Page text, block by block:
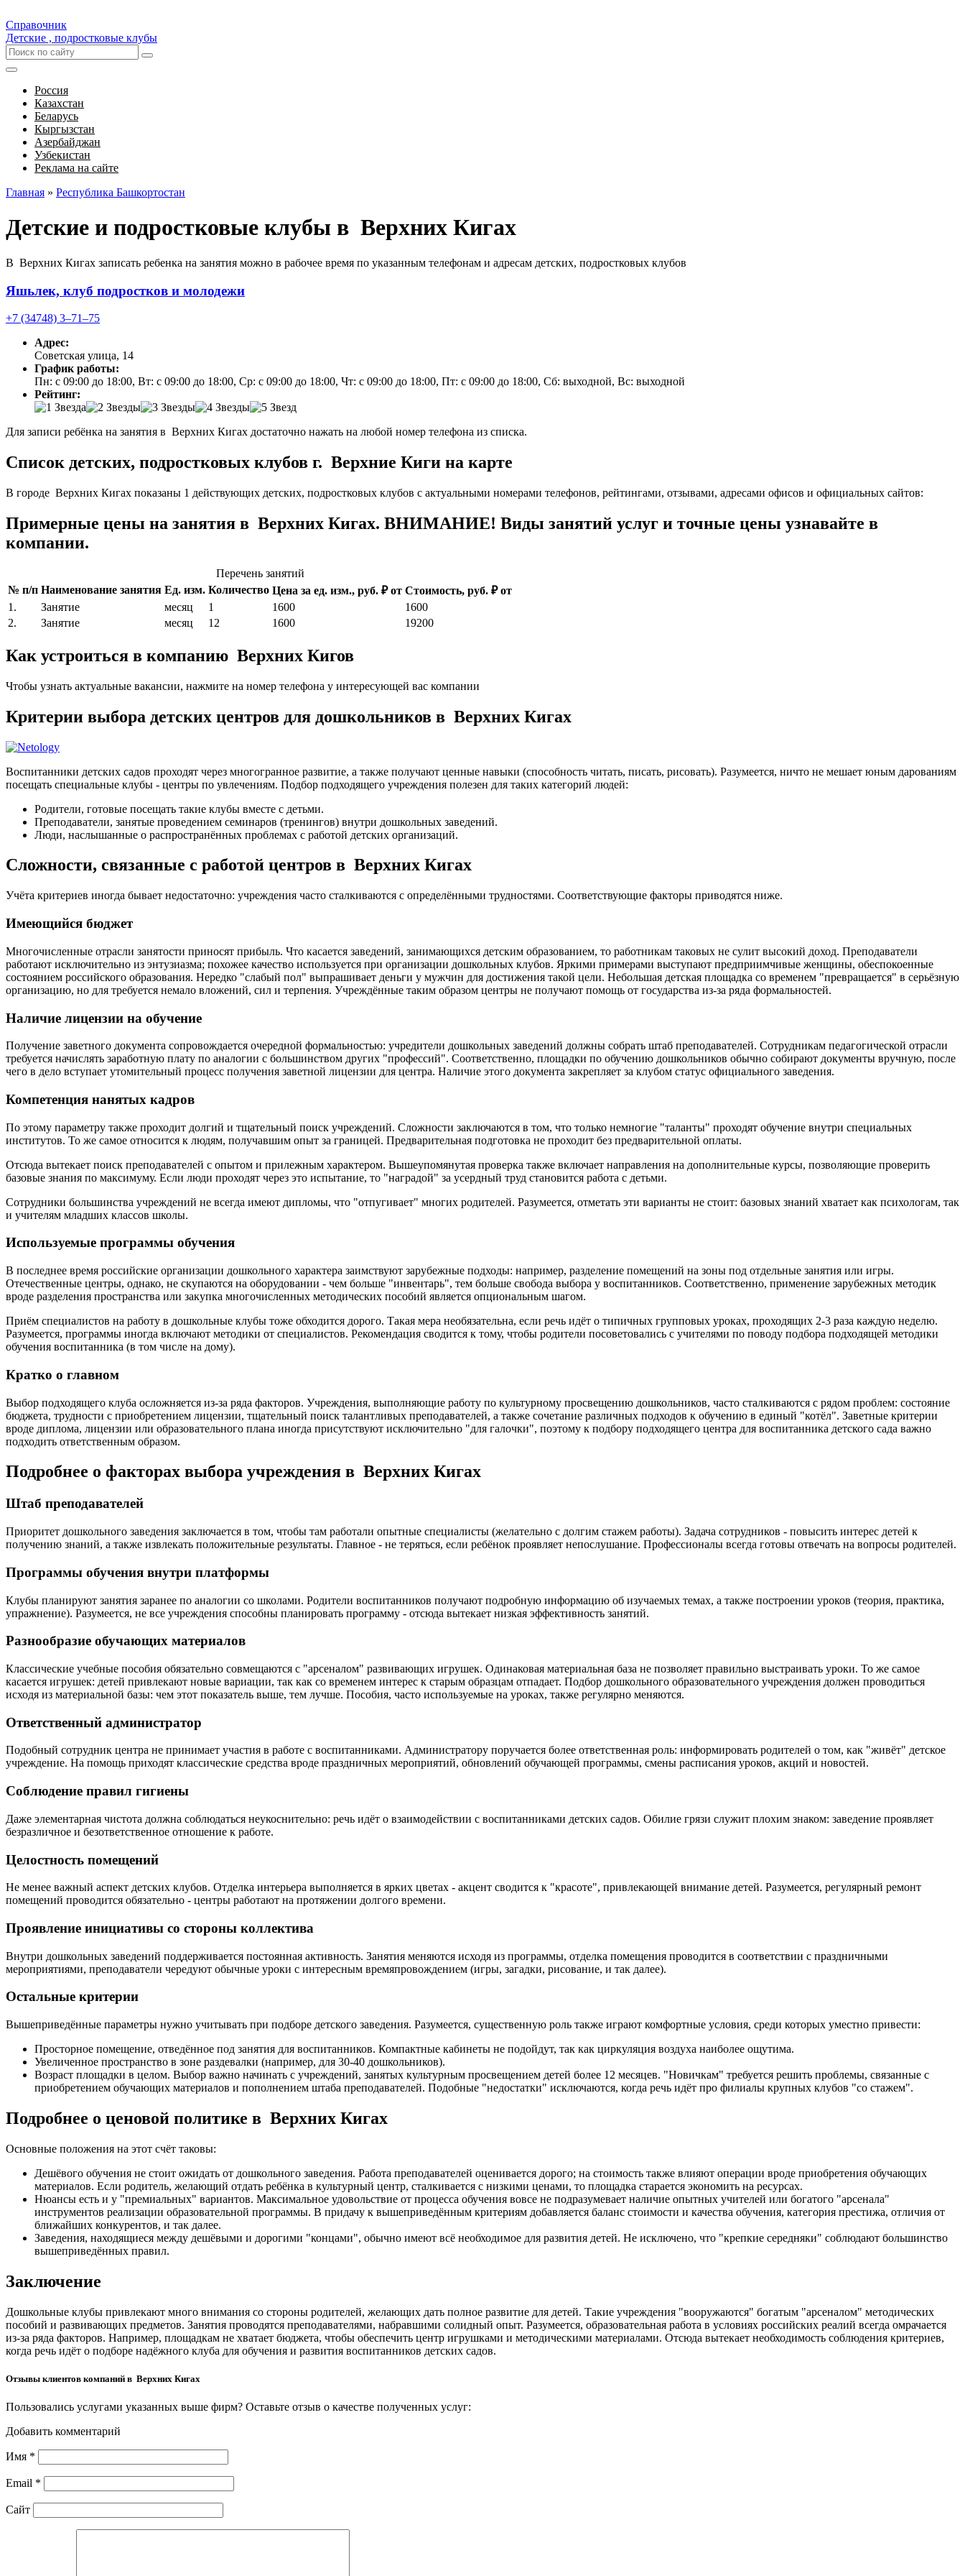
Справочник
Детские , подростковые клубы
Россия
Казахстан
Беларусь
Кыргызстан
Азербайджан
Узбекистан
Реклама на сайте
Главная » Республика Башкортостан
Детские и подростковые клубы в Верхних Кигах
В Верхних Кигах записать ребенка на занятия можно в рабочее время по указанным телефонам и адресам детских, подростковых клубов
Яшьлек, клуб подростков и молодежи
+7 (34748) 3‒71‒75
Адрес:
Советская улица, 14
График работы:
Пн: с 09:00 до 18:00, Вт: с 09:00 до 18:00, Ср: с 09:00 до 18:00, Чт: с 09:00 до 18:00, Пт: с 09:00 до 18:00, Сб: выходной, Вс: выходной
Рейтинг:
Для записи ребёнка на занятия в Верхних Кигах достаточно нажать на любой номер телефона из списка.
Список детских, подростковых клубов г. Верхние Киги на карте
В городе Верхних Кигах показаны 1 действующих детских, подростковых клубов с актуальными номерами телефонов, рейтингами, отзывами, адресами офисов и официальных сайтов:
Примерные цены на занятия в Верхних Кигах. ВНИМАНИЕ! Виды занятий услуг и точные цены узнавайте в
компании.
Перечень занятий
№ п/п Наименование занятия Ед. изм. Количество Цена за ед. изм., руб. ₽ от Стоимость, руб. ₽ от
1.
Занятие месяц 1 1600
1600
2.
Занятие месяц 12 1600 19200
Как устроиться в компанию Верхних Кигов
Чтобы узнать актуальные вакансии, нажмите на номер телефона у интересующей вас компании
Критерии выбора детских центров для дошкольников в Верхних Кигах
Воспитанники детских садов проходят через многогранное развитие, а также получают ценные навыки (способность читать, писать, рисовать). Разумеется, ничто не мешает юным дарованиям
посещать специальные клубы - центры по увлечениям. Подбор подходящего учреждения полезен для таких категорий людей:
Родители, готовые посещать такие клубы вместе с детьми.
Преподаватели, занятые проведением семинаров (тренингов) внутри дошкольных заведений.
Люди, наслышанные о распространённых проблемах с работой детских организаций.
Сложности, связанные с работой центров в Верхних Кигах
Учёта критериев иногда бывает недостаточно: учреждения часто сталкиваются с определёнными трудностями. Соответствующие факторы приводятся ниже.
Имеющийся бюджет
Многочисленные отрасли занятости приносят прибыль. Что касается заведений, занимающихся детским образованием, то работникам таковых не сулит высокий доход. Преподаватели
работают исключительно из энтузиазма; похожее качество используется при организации дошкольных клубов. Яркими примерами выступают предприимчивые женщины, обеспокоенные
состоянием российского образования. Нередко "слабый пол" выпрашивает деньги у мужчин для достижения такой цели. Небольшая детская площадка со временем "превращается" в серьёзную
организацию, но для требуется немало вложений, сил и терпения. Учреждённые таким образом центры не получают помощь от государства из-за ряда формальностей.
Наличие лицензии на обучение
Получение заветного документа сопровождается очередной формальностью: учредители дошкольных заведений должны собрать штаб преподавателей. Сотрудникам педагогической отрасли
требуется начислять заработную плату по аналогии с большинством других "профессий". Соответственно, площадки по обучению дошкольников обычно собирают документы вручную, после
чего в дело вступает утомительный процесс получения заветной лицензии для центра. Наличие этого документа закрепляет за клубом статус официального заведения.
Компетенция нанятых кадров
По этому параметру также проходит долгий и тщательный поиск учреждений. Сложности заключаются в том, что только немногие "таланты" проходят обучение внутри специальных
институтов. То же самое относится к людям, получавшим опыт за границей. Предварительная подготовка не проходит без предварительной оплаты.
Отсюда вытекает поиск преподавателей с опытом и прилежным характером. Вышеупомянутая проверка также включает направления на дополнительные курсы, позволяющие проверить
базовые знания по максимуму. Если люди проходят через это испытание, то "наградой" за усердный труд становится работа с детьми.
Сотрудники большинства учреждений не всегда имеют дипломы, что "отпугивает" многих родителей. Разумеется, отметать эти варианты не стоит: базовых знаний хватает как психологам, так
и учителям младших классов школы.
Используемые программы обучения
В последнее время российские организации дошкольного характера заимствуют зарубежные подходы: например, разделение помещений на зоны под отдельные занятия или игры.
Отечественные центры, однако, не скупаются на оборудовании - чем больше "инвентарь", тем больше свобода выбора у воспитанников. Соответственно, применение зарубежных методик
вроде разделения пространства или закупка многочисленных методических пособий является опциональным шагом.
Приём специалистов на работу в дошкольные клубы тоже обходится дорого. Такая мера необязательна, если речь идёт о типичных групповых уроках, проходящих 2-3 раза каждую неделю.
Разумеется, программы иногда включают методики от специалистов. Рекомендация сводится к тому, чтобы родители посоветовались с учителями по поводу подбора подходящей методики
обучения воспитанника (в том числе на дому).
Кратко о главном
Выбор подходящего клуба осложняется из-за ряда факторов. Учреждения, выполняющие работу по культурному просвещению дошкольников, часто сталкиваются с рядом проблем: состояние
бюджета, трудности с приобретением лицензии, тщательный поиск талантливых преподавателей, а также сочетание различных подходов к обучению в единый "котёл". Заветные критерии
вроде диплома, лицензии или образовательного плана иногда присутствуют исключительно "для галочки", поэтому к подбору подходящего центра для воспитанника детского сада важно
подходить ответственным образом.
Подробнее о факторах выбора учреждения в Верхних Кигах
Штаб преподавателей
Приоритет дошкольного заведения заключается в том, чтобы там работали опытные специалисты (желательно с долгим стажем работы). Задача сотрудников - повысить интерес детей к
получению знаний, а также извлекать положительные результаты. Главное - не теряться, если ребёнок проявляет непослушание. Профессионалы всегда готовы отвечать на вопросы родителей.
Программы обучения внутри платформы
Клубы планируют занятия заранее по аналогии со школами. Родители воспитанников получают подробную информацию об изучаемых темах, а также построении уроков (теория, практика,
упражнение). Разумеется, не все учреждения способны планировать программу - отсюда вытекает низкая эффективность занятий.
Разнообразие обучающих материалов
Классические учебные пособия обязательно совмещаются с "арсеналом" развивающих игрушек. Одинаковая материальная база не позволяет правильно выстраивать уроки. То же самое
касается игрушек: детей привлекают новые вариации, так как со временем интерес к старым образцам отпадает. Подбор дошкольного образовательного учреждения должен проводиться
исходя из материальной базы: чем этот показатель выше, тем лучше. Пособия, часто используемые на уроках, также регулярно меняются.
Ответственный администратор
Подобный сотрудник центра не принимает участия в работе с воспитанниками. Администратору поручается более ответственная роль: информировать родителей о том, как "живёт" детское
учреждение. На помощь приходят классические средства вроде праздничных мероприятий, обновлений обучающей программы, смены расписания уроков, акций и новостей.
Соблюдение правил гигиены
Даже элементарная чистота должна соблюдаться неукоснительно: речь идёт о взаимодействии с воспитанниками детских садов. Обилие грязи служит плохим знаком: заведение проявляет
безразличное и безответственное отношение к работе.
Целостность помещений
Не менее важный аспект детских клубов. Отделка интерьера выполняется в ярких цветах - акцент сводится к "красоте", привлекающей внимание детей. Разумеется, регулярный ремонт
помещений проводится обязательно - центры работают на протяжении долгого времени.
Проявление инициативы со стороны коллектива
Внутри дошкольных заведений поддерживается постоянная активность. Занятия меняются исходя из программы, отделка помещения проводится в соответствии с праздничными
мероприятиями, преподаватели чередуют обычные уроки с интересным времяпровождением (игры, загадки, рисование, и так далее).
Остальные критерии
Вышеприведённые параметры нужно учитывать при подборе детского заведения. Разумеется, существенную роль также играют комфортные условия, среди которых уместно привести:
Просторное помещение, отведённое под занятия для воспитанников. Компактные кабинеты не подойдут, так как циркуляция воздуха наиболее ощутима.
Увеличенное пространство в зоне раздевалки (например, для 30-40 дошкольников).
Возраст площадки в целом. Выбор важно начинать с учреждений, занятых культурным просвещением детей более 12 месяцев. "Новичкам" требуется решить проблемы, связанные с
приобретением обучающих материалов и пополнением штаба преподавателей. Подобные "недостатки" исключаются, когда речь идёт про филиалы крупных клубов "со стажем".
Подробнее о ценовой политике в Верхних Кигах
Основные положения на этот счёт таковы:
Дешёвого обучения не стоит ожидать от дошкольного заведения. Работа преподавателей оценивается дорого; на стоимость также влияют операции вроде приобретения обучающих
материалов. Если родитель, желающий отдать ребёнка в культурный центр, сталкивается с низкими ценами, то площадка старается экономить на ресурсах.
Нюансы есть и у "премиальных" вариантов. Максимальное удовольствие от процесса обучения вовсе не подразумевает наличие опытных учителей или богатого "арсенала"
инструментов реализации образовательной программы. В придачу к вышеприведённым критериям добавляется баланс стоимости и качества обучения, категория престижа, отличия от
ближайших конкурентов, и так далее.
Заведения, находящиеся между дешёвыми и дорогими "концами", обычно имеют всё необходимое для развития детей. Не исключено, что "крепкие середняки" соблюдают большинство
вышеприведённых правил.
Заключение
Дошкольные клубы привлекают много внимания со стороны родителей, желающих дать полное развитие для детей. Такие учреждения "вооружаются" богатым "арсеналом" методических
пособий и развивающих предметов. Занятия проводятся преподавателями, набравшими солидный опыт. Разумеется, образовательная работа в условиях российских реалий всегда омрачается
из-за ряда факторов. Например, площадкам не хватает бюджета, чтобы обеспечить центр игрушками и методическими материалами. Отсюда вытекает необходимость соблюдения критериев,
когда речь идёт о подборе надёжного клуба для обучения и развития воспитанников детских садов.
Отзывы клиентов компаний в Верхних Кигах
Пользовались услугами указанных выше фирм? Оставьте отзыв о качестве полученных услуг:
Добавить комментарий
Имя *
Email *
Сайт